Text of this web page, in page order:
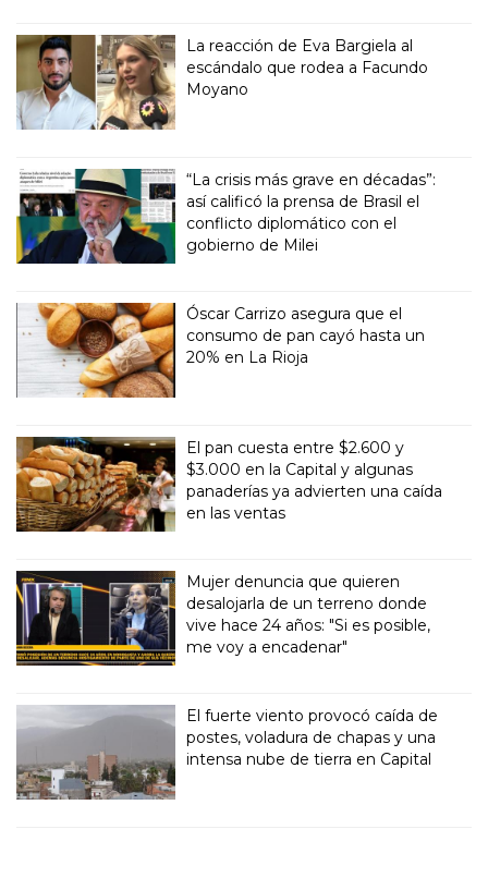
La reacción de Eva Bargiela al
escándalo que rodea a Facundo
Moyano
“La crisis más grave en décadas”:
así calificó la prensa de Brasil el
conflicto diplomático con el
gobierno de Milei
Óscar Carrizo asegura que el
consumo de pan cayó hasta un
20% en La Rioja
El pan cuesta entre $2.600 y
$3.000 en la Capital y algunas
panaderías ya advierten una caída
en las ventas
Mujer denuncia que quieren
desalojarla de un terreno donde
vive hace 24 años: "Si es posible,
me voy a encadenar"
El fuerte viento provocó caída de
postes, voladura de chapas y una
intensa nube de tierra en Capital